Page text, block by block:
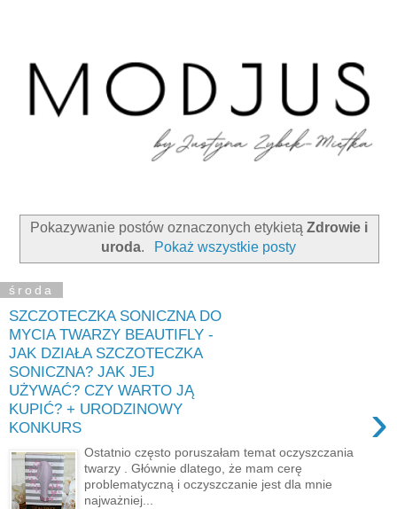
Pokazywanie postów oznaczonych etykietą Zdrowie i
uroda. Pokaż wszystkie posty
środa
SZCZOTECZKA SONICZNA DO
MYCIA TWARZY BEAUTIFLY -
JAK DZIAŁA SZCZOTECZKA
SONICZNA? JAK JEJ
UŻYWAĆ? CZY WARTO JĄ
KUPIĆ? + URODZINOWY
KONKURS
›
Ostatnio często poruszałam temat oczyszczania
twarzy . Głównie dlatego, że mam cerę
problematyczną i oczyszczanie jest dla mnie
najważniej...